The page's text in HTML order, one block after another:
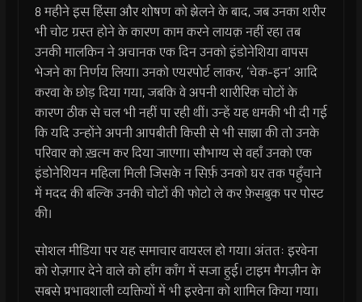
8 महीने इस हिंसा और शोषण को झेलने के बाद, जब उनका शरीर
भी चोट ग्रस्त होने के कारण काम करने लायक़ नहीं रहा तब
उनकी मालकिन ने अचानक एक दिन उनको इंडोनेशिया वापस
भेजने का निर्णय लिया। उनको एयरपोर्ट लाकर, ‘चेक-इन’ आदि
करवा के छोड़ दिया गया, जबकि वे अपनी शारीरिक चोटों के
कारण ठीक से चल भी नहीं पा रही थीं। उन्हें यह धमकी भी दी गई
कि यदि उन्होंने अपनी आपबीती किसी से भी साझा की तो उनके
परिवार को ख़त्म कर दिया जाएगा। सौभाग्य से वहाँ उनको एक
इंडोनेशियन महिला मिली जिसके न सिर्फ़ उनको घर तक पहुँचाने
में मदद की बल्कि उनकी चोटों की फोटो ले कर फ़ेसबुक पर पोस्ट
की।
सोशल मीडिया पर यह समाचार वायरल हो गया। अंततः इरवेना
को रोज़गार देने वाले को हाँग काँग में सजा हुई। टाइम मैगज़ीन के
सबसे प्रभावशाली व्यक्तियों में भी इरवेना को शामिल किया गया।